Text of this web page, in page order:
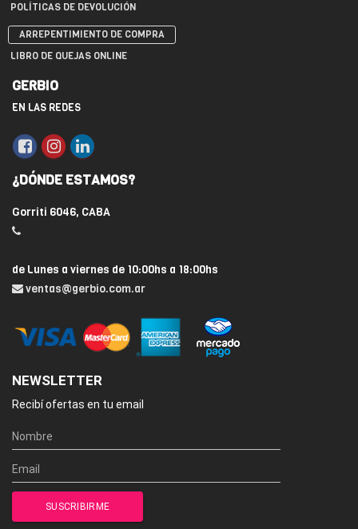
POLÍTICAS DE DEVOLUCIÓN
ARREPENTIMIENTO DE COMPRA
LIBRO DE QUEJAS ONLINE
GERBIO
EN LAS REDES
¿DÓNDE ESTAMOS?
Gorriti 6046, CABA
de Lunes a viernes de 10:00hs a 18:00hs
ventas@gerbio.com.ar
NEWSLETTER
Recibí ofertas en tu email